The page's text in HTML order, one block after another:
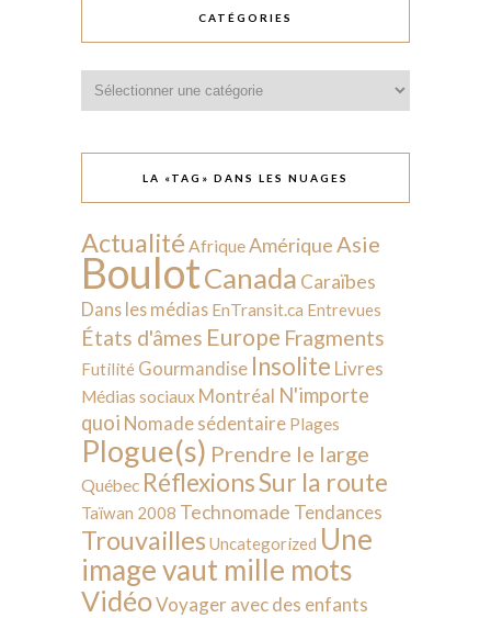
CATÉGORIES
LA «TAG» DANS LES NUAGES
Actualité AfriqueAmérique Asie
BoulotCanada Caraïbes
Dans les médias EnTransit.ca Entrevues
États d'âmes Europe Fragments
Futilité Gourmandise Insolite Livres
Médias sociaux Montréal N'importe
quoi Nomade sédentaire Plages
Plogue(s) Prendre le large
Québec RéflexionsSur la route
Taïwan 2008 Technomade Tendances
Trouvailles Uncategorized Une
image vaut mille mots
VidéoVoyager avec des enfants